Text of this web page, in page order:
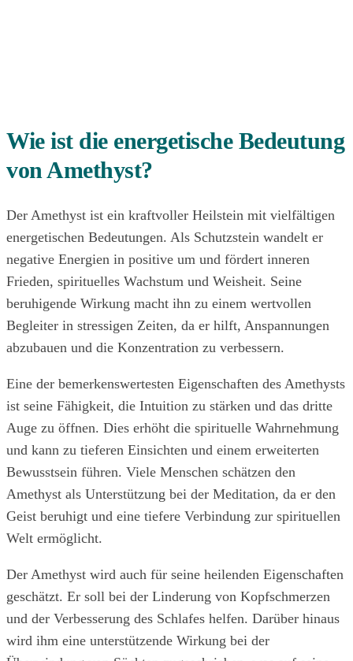
Wie ist die energetische Bedeutung
von Amethyst?
Der Amethyst ist ein kraftvoller Heilstein mit vielfältigen
energetischen Bedeutungen. Als Schutzstein wandelt er
negative Energien in positive um und fördert inneren
Frieden, spirituelles Wachstum und Weisheit. Seine
beruhigende Wirkung macht ihn zu einem wertvollen
Begleiter in stressigen Zeiten, da er hilft, Anspannungen
abzubauen und die Konzentration zu verbessern.
Eine der bemerkenswertesten Eigenschaften des Amethysts
ist seine Fähigkeit, die Intuition zu stärken und das dritte
Auge zu öffnen. Dies erhöht die spirituelle Wahrnehmung
und kann zu tieferen Einsichten und einem erweiterten
Bewusstsein führen. Viele Menschen schätzen den
Amethyst als Unterstützung bei der Meditation, da er den
Geist beruhigt und eine tiefere Verbindung zur spirituellen
Welt ermöglicht.
Der Amethyst wird auch für seine heilenden Eigenschaften
geschätzt. Er soll bei der Linderung von Kopfschmerzen
und der Verbesserung des Schlafes helfen. Darüber hinaus
wird ihm eine unterstützende Wirkung bei der